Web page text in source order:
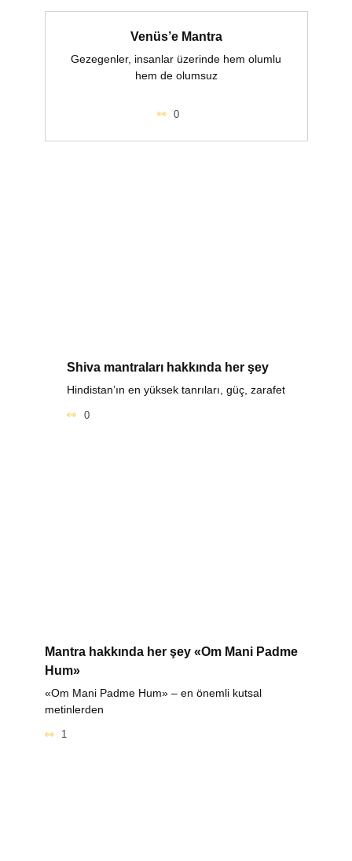
Venüs’e Mantra
Gezegenler, insanlar üzerinde hem olumlu
hem de olumsuz
0
Shiva mantraları hakkında her şey
Hindistan’ın en yüksek tanrıları, güç, zarafet
0
Mantra hakkında her şey «Om Mani Padme
Hum»
«Om Mani Padme Hum» – en önemli kutsal
metinlerden
1